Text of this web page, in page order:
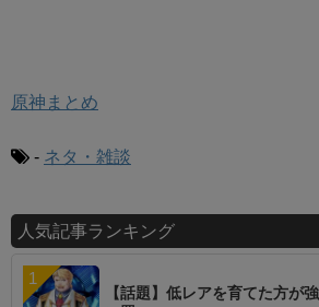
原神まとめ
- ネタ・雑談
人気記事ランキング
【話題】低レアを育てた方が